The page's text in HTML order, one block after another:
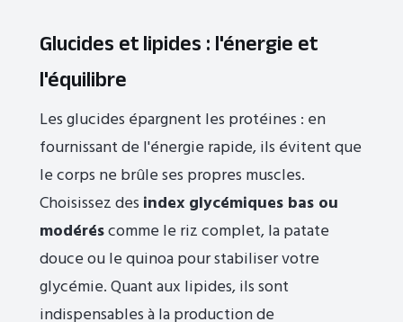
Glucides et lipides : l'énergie et
l'équilibre
Les glucides épargnent les protéines : en
fournissant de l'énergie rapide, ils évitent que
le corps ne brûle ses propres muscles.
Choisissez des index glycémiques bas ou
modéréscomme le riz complet, la patate
douce ou le quinoa pour stabiliser votre
glycémie. Quant aux lipides, ils sont
indispensables à la production de